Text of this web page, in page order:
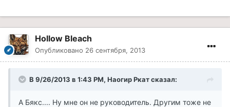
Hollow Bleach
Опубликовано 26 сентября, 2013
В 9/26/2013 в 1:43 PM, Наогир Ркат сказал:
А Бякс.... Ну мне он не руководитель. Другим тоже не